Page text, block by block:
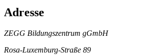
Adresse
ZEGG Bildungszentrum gGmbH
Rosa-Luxemburg-Straße 89